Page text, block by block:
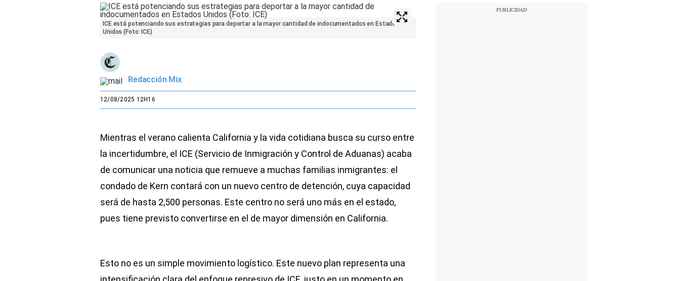
ICE está potenciando sus estrategias para deportar a la mayor cantidad de indocumentados en Estados
Unidos (Foto: ICE)
Redacción Mix
12/08/2025 12H16
Mientras el verano calienta California y la vida cotidiana busca su curso entre
la incertidumbre, el ICE (Servicio de Inmigración y Control de Aduanas) acaba
de comunicar una noticia que remueve a muchas familias inmigrantes: el
condado de Kern contará con un nuevo centro de detención, cuya capacidad
será de hasta 2,500 personas. Este centro no será uno más en el estado,
pues tiene previsto convertirse en el de mayor dimensión en California.
Esto no es un simple movimiento logístico. Este nuevo plan representa una